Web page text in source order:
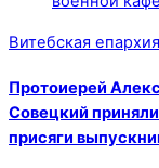
Витебская епархия
Протоиерей
Совецкий
присяги